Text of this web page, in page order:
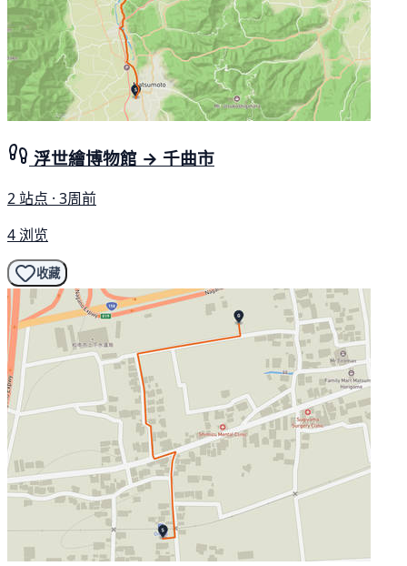
浮世繪博物館 → 千曲市
2 站点 · 3周前
4 浏览
收藏